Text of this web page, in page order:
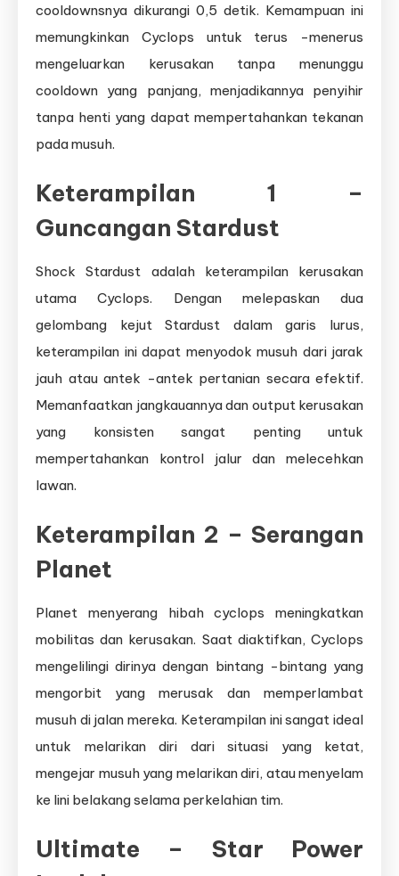
cooldownsnya dikurangi 0,5 detik. Kemampuan ini
memungkinkan Cyclops untuk terus -menerus
mengeluarkan kerusakan tanpa menunggu
cooldown yang panjang, menjadikannya penyihir
tanpa henti yang dapat mempertahankan tekanan
pada musuh.
Keterampilan 1 –
Guncangan Stardust
Shock Stardust adalah keterampilan kerusakan
utama Cyclops. Dengan melepaskan dua
gelombang kejut Stardust dalam garis lurus,
keterampilan ini dapat menyodok musuh dari jarak
jauh atau antek -antek pertanian secara efektif.
Memanfaatkan jangkauannya dan output kerusakan
yang konsisten sangat penting untuk
mempertahankan kontrol jalur dan melecehkan
lawan.
Keterampilan 2 – Serangan
Planet
Planet menyerang hibah cyclops meningkatkan
mobilitas dan kerusakan. Saat diaktifkan, Cyclops
mengelilingi dirinya dengan bintang -bintang yang
mengorbit yang merusak dan memperlambat
musuh di jalan mereka. Keterampilan ini sangat ideal
untuk melarikan diri dari situasi yang ketat,
mengejar musuh yang melarikan diri, atau menyelam
ke lini belakang selama perkelahian tim.
Ultimate – Star Power